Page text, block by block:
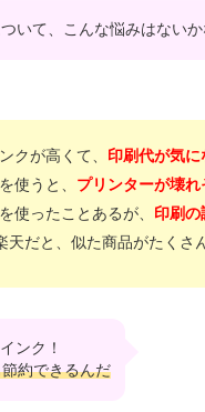
いて、こんな悩みはないか
クが高くて、 印刷代が気に
使うと、 プリンターが壊れ
使ったことあるが、 印刷の
天だと、似た商品がたくさ
ンク！
約できるんだ